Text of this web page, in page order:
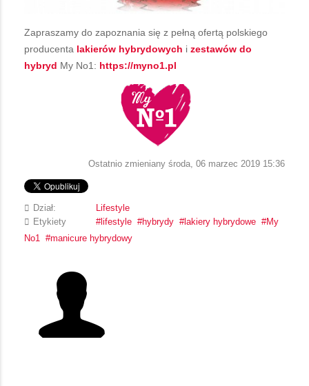
Zapraszamy do zapoznania się z pełną ofertą polskiego
producenta lakierów hybrydowych i zestawów do
hybryd My No1: https://myno1.pl
Ostatnio zmieniany środa, 06 marzec 2019 15:36
Dział:
Lifestyle
Etykiety
lifestyle hybrydy lakiery hybrydowe
My
No1
manicure hybrydowy